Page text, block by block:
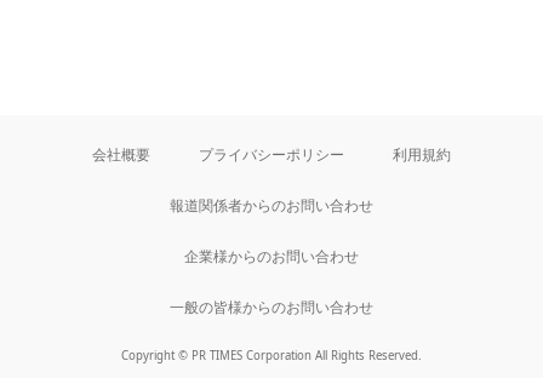
会社概要 プライバシーポリシー 利用規約
報道関係者からのお問い合わせ
企業様からのお問い合わせ
一般の皆様からのお問い合わせ
Copyright © PR TIMES Corporation All Rights Reserved.